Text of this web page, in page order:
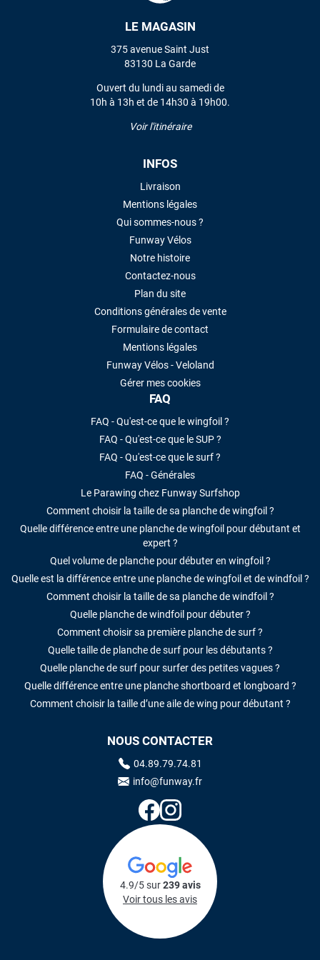
LE MAGASIN
375 avenue Saint Just
83130 La Garde
Ouvert du lundi au samedi de
10h à 13h et de 14h30 à 19h00.
Voir l'itinéraire
INFOS
Livraison
Mentions légales
Qui sommes-nous ?
Funway Vélos
Notre histoire
Contactez-nous
Plan du site
Conditions générales de vente
Formulaire de contact
Mentions légales
Funway Vélos - Veloland
Gérer mes cookies
FAQ
FAQ - Qu'est-ce que le wingfoil ?
FAQ - Qu'est-ce que le SUP ?
FAQ - Qu'est-ce que le surf ?
FAQ - Générales
Le Parawing chez Funway Surfshop
Comment choisir la taille de sa planche de wingfoil ?
Quelle différence entre une planche de wingfoil pour débutant et
expert ?
Quel volume de planche pour débuter en wingfoil ?
Quelle est la différence entre une planche de wingfoil et de windfoil ?
Comment choisir la taille de sa planche de windfoil ?
Quelle planche de windfoil pour débuter ?
Comment choisir sa première planche de surf ?
Quelle taille de planche de surf pour les débutants ?
Quelle planche de surf pour surfer des petites vagues ?
Quelle différence entre une planche shortboard et longboard ?
Comment choisir la taille d’une aile de wing pour débutant ?
NOUS CONTACTER
04.89.79.74.81
info@funway.fr
4.9/5 sur239 avis
Voir tous les avis
LAISSER UN AVIS